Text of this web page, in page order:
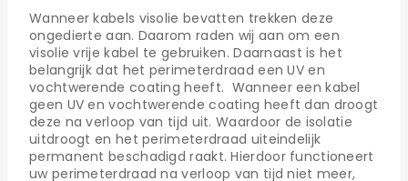
Wanneer kabels visolie bevatten trekken deze
ongedierte aan. Daarom raden wij aan om een
visolie vrije kabel te gebruiken. Daarnaast is het
belangrijk dat het perimeterdraad een UV en
vochtwerende coating heeft. Wanneer een kabel
geen UV en vochtwerende coating heeft dan droogt
deze na verloop van tijd uit. Waardoor de isolatie
uitdroogt en het perimeterdraad uiteindelijk
permanent beschadigd raakt. Hierdoor functioneert
uw perimeterdraad na verloop van tijd niet meer,